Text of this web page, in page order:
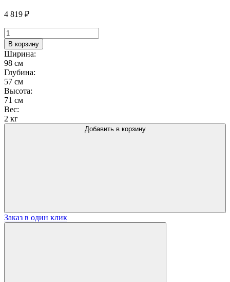
4 819 ₽
Количество
товара
Подстолье
1016EM
В корзину
Ширина:
98 см
Глубина:
57 см
Высота:
71 см
Вес:
2 кг
Добавить в корзину
Заказ в один клик